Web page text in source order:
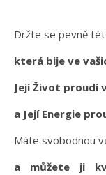
Držte se pevně
která bije ve
Její Život proudí
a Její Energie
Máte svobodnou
a můžete ji